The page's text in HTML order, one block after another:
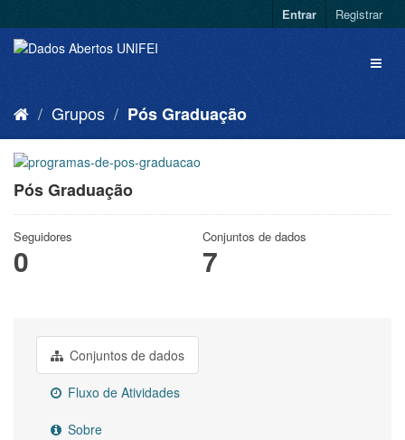
Entrar Registrar
Grupos Pós Graduação
Pós Graduação
Seguidores
0
Conjuntos de dados
7
Conjuntos de dados
Fluxo de Atividades
Sobre